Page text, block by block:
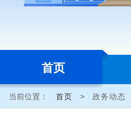
首页
当前位置： 首页 > 政务动态